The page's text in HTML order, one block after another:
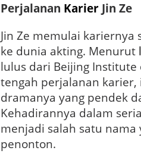
Perjalanan KarierJin Ze
Jin Ze memulai
ke dunia akting. Menurut
lulus dari Beijing Institute
tengah perjalanan
dramanya yang pendek
Kehadirannya dalam
menjadi salah satu
penonton.